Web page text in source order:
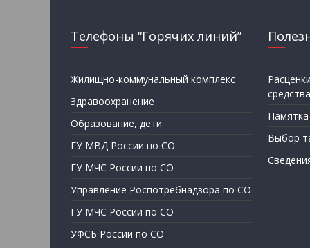
Телефоны “Горячих линий”
Жилищно-коммунальный комплекс
Здравоохранение
Образование, дети
ГУ МВД России по СО
ГУ МЧС России по СО
Управление Роспотребнадзора по СО
ГУ МЧС России по СО
УФСБ России по СО
средства
Выбор